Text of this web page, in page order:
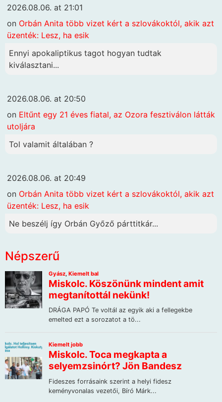
2026.08.06. at 21:01
on Orbán Anita több vizet kért a szlovákoktól, akik azt
üzenték: Lesz, ha esik
Ennyi apokaliptikus tagot hogyan tudtak
kiválasztani...
2026.08.06. at 20:50
on Eltűnt egy 21 éves fiatal, az Ozora fesztiválon látták
utoljára
Tol valamit általában ?
2026.08.06. at 20:49
on Orbán Anita több vizet kért a szlovákoktól, akik azt
üzenték: Lesz, ha esik
Ne beszélj így Orbán Győző párttitkár...
Népszerű